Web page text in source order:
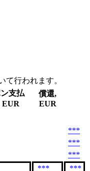
て行われます。
支払
EUR
償還,
EUR
***
***
***
***
***